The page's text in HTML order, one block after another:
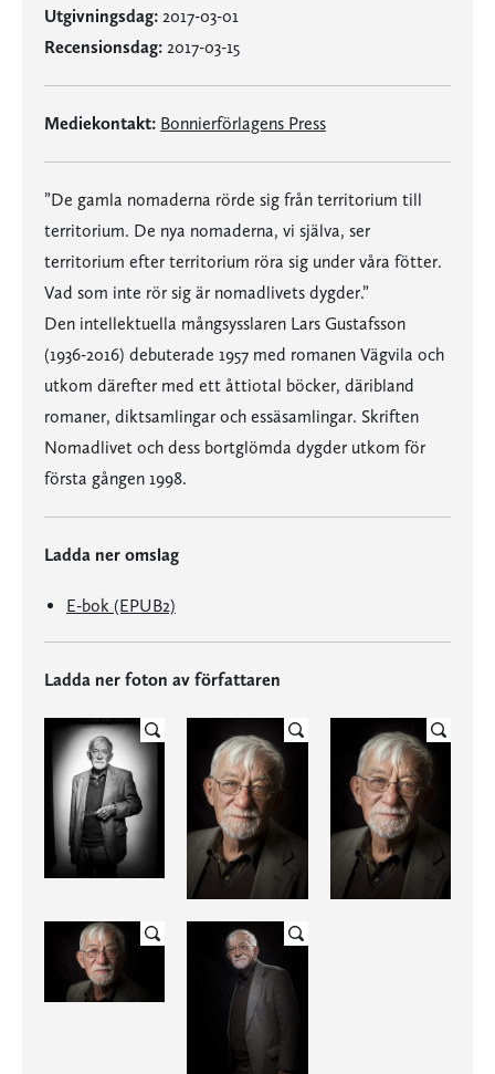
Utgivningsdag: 2017-03-01
Recensionsdag: 2017-03-15
Mediekontakt: Bonnierförlagens Press
”De gamla nomaderna rörde sig från territorium till
territorium. De nya nomaderna, vi själva, ser
territorium efter territorium röra sig under våra fötter.
Vad som inte rör sig är nomadlivets dygder.”
Den intellektuella mångsysslaren Lars Gustafsson
(1936-2016) debuterade 1957 med romanen Vägvila och
utkom därefter med ett åttiotal böcker, däribland
romaner, diktsamlingar och essäsamlingar. Skriften
Nomadlivet och dess bortglömda dygder utkom för
första gången 1998.
Ladda ner omslag
E-bok (EPUB2)
Ladda ner foton av författaren